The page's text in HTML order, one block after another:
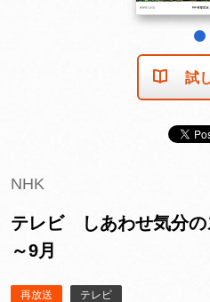
試
NHK
テレビ しあわせ気分
～9月
再放送 テレビ